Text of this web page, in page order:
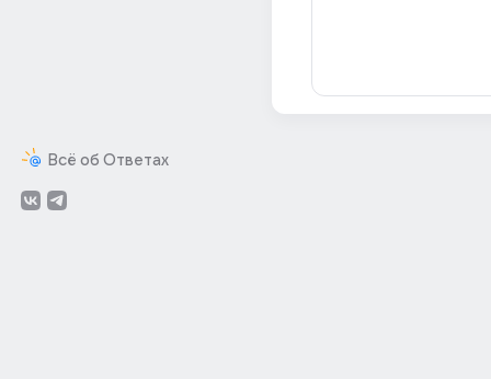
Всё об Ответах